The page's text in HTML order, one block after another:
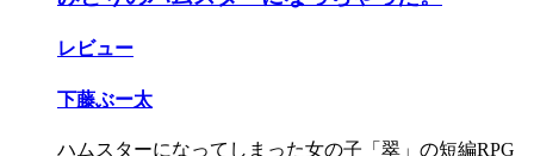
レビュー
下藤ぶー太
ハムスターになってしまった女の子「翠」の短編RPG